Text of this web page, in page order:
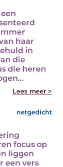
haar
in
die
die heren
Lees meer >
netgedicht
focus op
liggen
een vers